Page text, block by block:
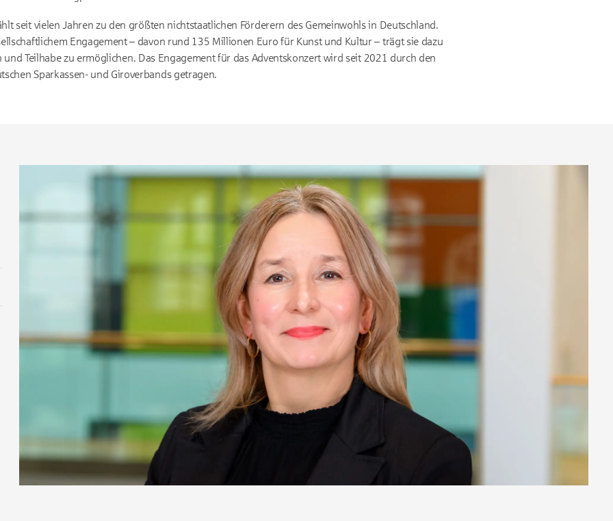
seit vielen Jahren zu den größten nichtstaatlichen Förderern des Gemeinwohls in Deutschland.
Engagement – davon rund 135 Millionen Euro für Kunst und Kultur – trägt sie dazu
Teilhabe zu ermöglichen. Das Engagement für das Adventskonzert wird seit 2021 durch den
Sparkassen- und Giroverbands getragen.